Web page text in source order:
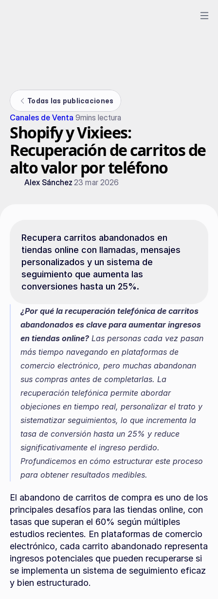
Todas las publicaciones
Canales de Venta 9mins lectura
Shopify y Vixiees:
Recuperación de carritos de
alto valor por teléfono
Alex Sánchez 23 mar 2026
Recupera carritos abandonados en
tiendas online con llamadas, mensajes
personalizados y un sistema de
seguimiento que aumenta las
conversiones hasta un 25%.
¿Por qué la recuperación telefónica de carritos
abandonados es clave para aumentar ingresos
en tiendas online? Las personas cada vez pasan
más tiempo navegando en plataformas de
comercio electrónico, pero muchas abandonan
sus compras antes de completarlas. La
recuperación telefónica permite abordar
objeciones en tiempo real, personalizar el trato y
sistematizar seguimientos, lo que incrementa la
tasa de conversión hasta un 25% y reduce
significativamente el ingreso perdido.
Profundicemos en cómo estructurar este proceso
para obtener resultados medibles.
El abandono de carritos de compra es uno de los
principales desafíos para las tiendas online, con
tasas que superan el 60% según múltiples
estudios recientes. En plataformas de comercio
electrónico, cada carrito abandonado representa
ingresos potenciales que pueden recuperarse si
se implementa un sistema de seguimiento eficaz
y bien estructurado.